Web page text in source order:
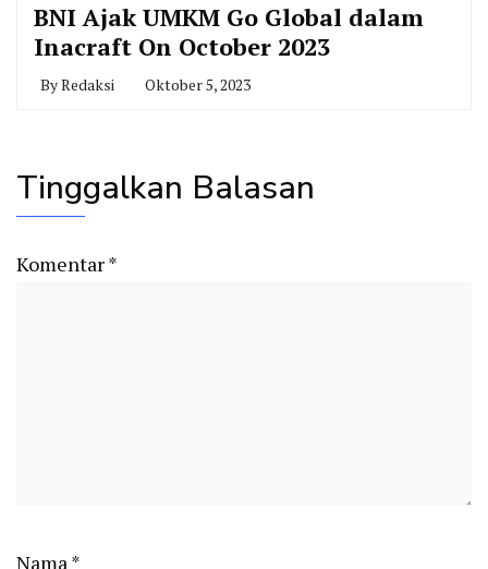
BNI Ajak UMKM Go Global dalam
Inacraft On October 2023
ByRedaksi Oktober 5, 2023
Tinggalkan Balasan
Komentar*
Nama *